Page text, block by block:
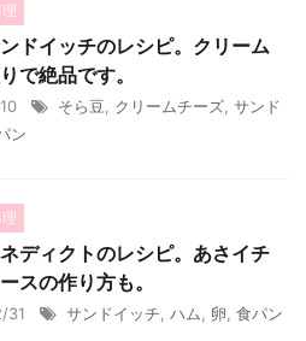
ドイッチのレシピ。クリーム
で絶品です。
そら豆 クリームチーズ サンド
ン
ディクトのレシピ。あさイチ
スの作り方も。
31 サンドイッチ ハム 卵 食パン